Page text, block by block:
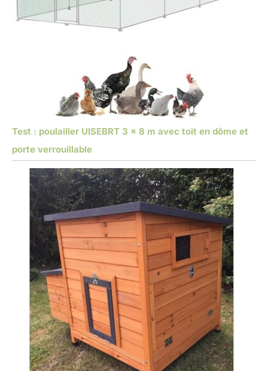
Test : poulailler UISEBRT 3 x 8 m avec toit en dôme et
porte verrouillable